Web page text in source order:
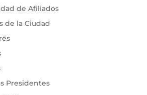
de Afiliados
de la Ciudad
Presidentes